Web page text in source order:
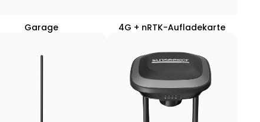
Garage 4G + nRTK-Aufladekarte